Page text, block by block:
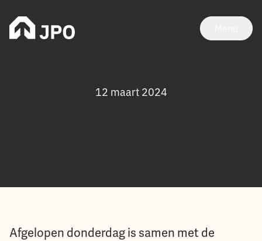
12 maart 2024
Afgelopen donderdag is samen met de